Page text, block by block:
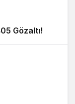
Gözaltı!